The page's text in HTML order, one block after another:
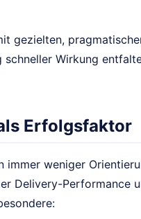
gezielten,
Wirkung
Erfolgsfaktor
weniger
Delivery-Performance